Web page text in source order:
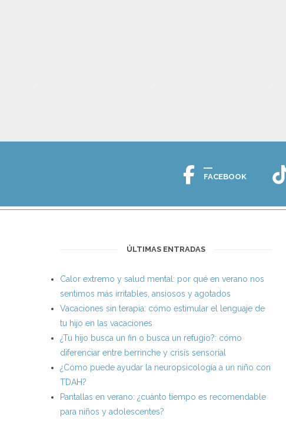
FACEBOOK
ÚLTIMAS ENTRADAS
Calor extremo y salud mental: por qué en verano nos
sentimos más irritables, ansiosos y agotados
Vacaciones sin terapia: cómo estimular el lenguaje de
tu hijo en las vacaciones
¿Tu hijo busca un fin o busca un refugio?: cómo
diferenciar entre berrinche y crisis sensorial
¿Cómo puede ayudar la neuropsicología a un niño con
TDAH?
Pantallas en verano: ¿cuánto tiempo es recomendable
para niños y adolescentes?